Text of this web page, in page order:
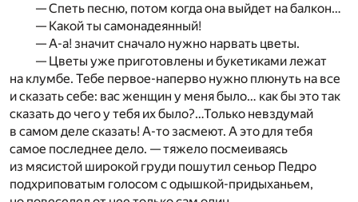
— Спеть песню, потом когда она выйдет на балкон…
— Какой ты самонадеянный!
— А-а! значит сначало нужно нарвать цветы.
— Цветы уже приготовлены и букетиками лежат
на клумбе. Тебе первое-наперво нужно плюнуть на все
и сказать себе: вас женщин у меня было… как бы это так
сказать до чего у тебя их было?…Только невздумай
в самом деле сказать! А-то засмеют. А это для тебя
самое последнее дело. — тяжело посмеиваясь
из мясистой широкой груди пошутил сеньор Педро
подхриповатым голосом с одышкой-придыханьем,